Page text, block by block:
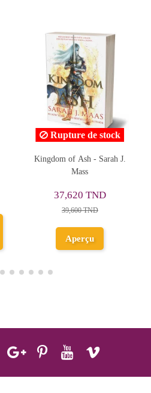
Fantastically Great Women
Scientists and Their Stories
Ajouter au
panier